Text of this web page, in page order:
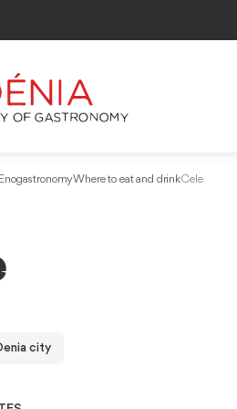
EnogastronomyWhere to eat and drinkCele
city